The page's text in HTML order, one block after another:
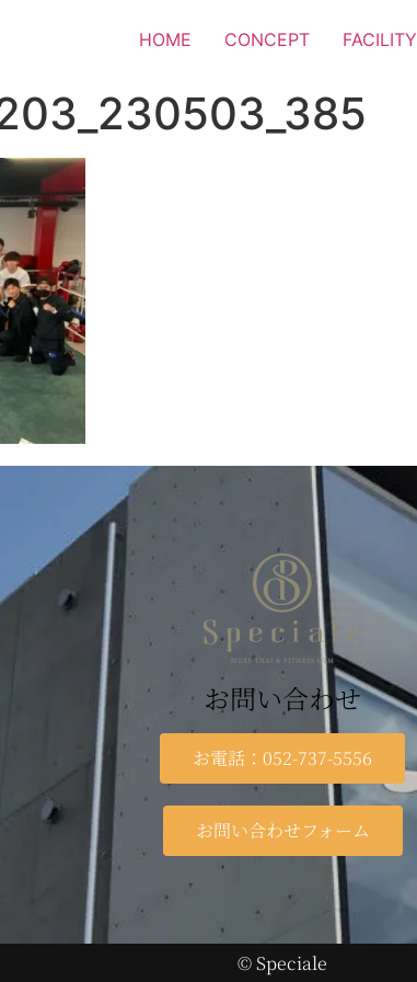
HOME CONCEPT FACILITY
お問い合わせ
お電話：052-737-5556
お問い合わせフォーム
© Speciale